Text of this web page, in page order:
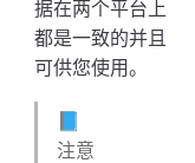
据在两个平台上
都是一致的并且
可供您使用。
📘
注意